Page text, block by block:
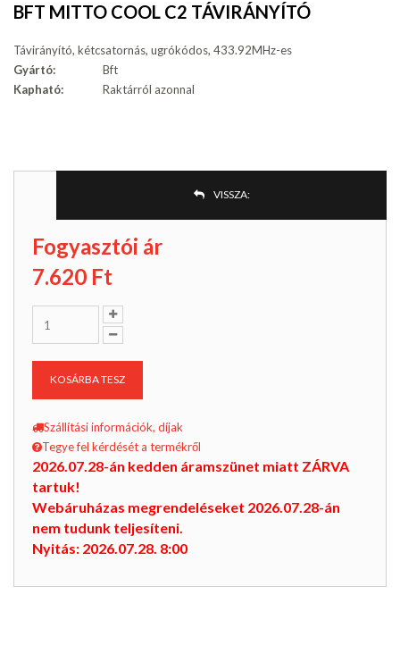
BFT MITTO COOL C2 TÁVIRÁNYÍTÓ
Távirányító, kétcsatornás, ugrókódos, 433.92MHz-es
Gyártó:
Bft
Kapható:
Raktárról azonnal
VISSZA:
Fogyasztói ár
7.620 Ft
KOSÁRBA TESZ
Szállítási információk, díjak
Tegye fel kérdését a termékről
2026.07.28-án kedden áramszünet miatt ZÁRVA
tartuk!
Webáruházas megrendeléseket 2026.07.28-án
nem tudunk teljesíteni.
Nyitás: 2026.07.28. 8:00